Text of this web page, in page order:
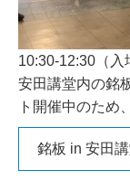
10:30-12:30（
安田講堂内の銘
ト開催中のため
銘板 in 安田